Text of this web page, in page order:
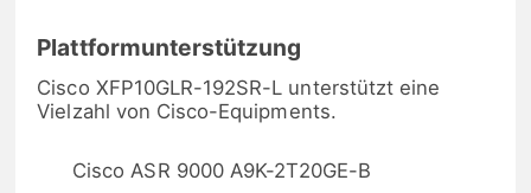
Plattformunterstützung
Cisco XFP10GLR-192SR-L unterstützt eine
Vielzahl von Cisco-Equipments.
Cisco ASR 9000 A9K-2T20GE-B